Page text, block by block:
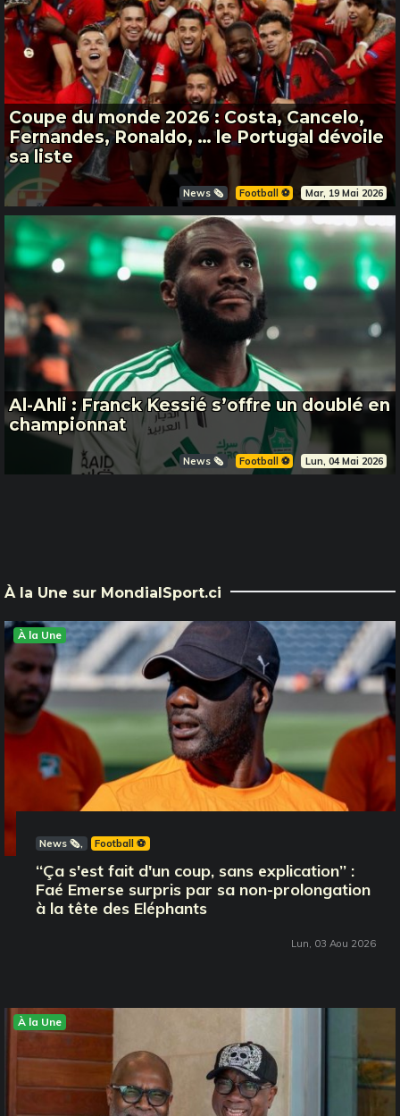
Coupe du monde 2026 : Costa, Cancelo,
Fernandes, Ronaldo, … le Portugal dévoile
sa liste
News 🗞️ Football ⚽️ Mar, 19 Mai 2026
Al-Ahli : Franck Kessié s’offre un doublé en
championnat
News 🗞️ Football ⚽️ Lun, 04 Mai 2026
À la Une sur MondialSport.ci
À la Une
News 🗞️ Football ⚽️
‘‘Ça s'est fait d'un coup, sans explication’’ :
Faé Emerse surpris par sa non-prolongation
à la tête des Eléphants
Lun, 03 Aou 2026
À la Une